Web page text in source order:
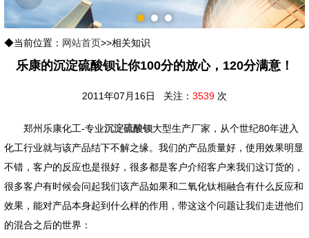
1 2
3
◆当前位置： 网站首页>>相关知识
乐康的沉淀硫酸钡让你100分的放心，120分满意！
2011年07月16日 关注： 3539 次
郑州乐康化工-专业沉淀硫酸钡大型生产厂家，从个世纪80年进入
化工行业就与该产品结下不解之缘。我们的产品质量好，使用效果明显
不错，客户的反应也是很好，很多都是客户介绍客户来我们这订货的，
很多客户有时候会问起我们该产品如果和二氧化钛相融合有什么反应和
效果，能对产品本身起到什么样的作用，带这这个问题让我们走进他们
的混合之后的世界：